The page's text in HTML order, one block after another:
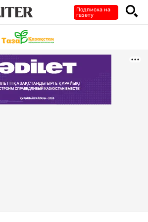
Подписка на
газету